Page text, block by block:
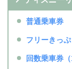
普通乗車券
フリーきっぷ
回数乗車券（